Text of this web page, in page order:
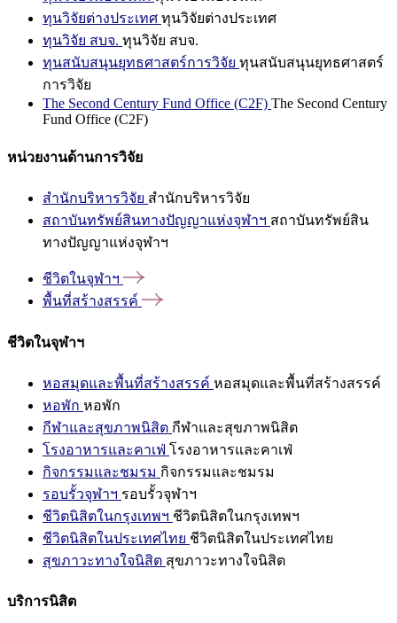
ทุนวิจัยต่างประเทศ ทุนวิจัยต่างประเทศ
ทุนวิจัย สบจ. ทุนวิจัย สบจ.
ทุนสนับสนุนยุทธศาสตร์การวิจัย ทุนสนับสนุนยุทธศาสตร์
การวิจัย
The Second Century Fund Office (C2F) The Second Century
Fund Office (C2F)
หน่วยงานด้านการวิจัย
สำนักบริหารวิจัย สำนักบริหารวิจัย
สถาบันทรัพย์สินทางปัญญาแห่งจุฬาฯ สถาบันทรัพย์สิน
ทางปัญญาแห่งจุฬาฯ
ชีวิตในจุฬาฯ
พื้นที่สร้างสรรค์
ชีวิตในจุฬาฯ
หอสมุดและพื้นที่สร้างสรรค์ หอสมุดและพื้นที่สร้างสรรค์
หอพัก หอพัก
กีฬาและสุขภาพนิสิต กีฬาและสุขภาพนิสิต
โรงอาหารและคาเฟ่ โรงอาหารและคาเฟ่
กิจกรรมและชมรม กิจกรรมและชมรม
รอบรั้วจุฬาฯ รอบรั้วจุฬาฯ
ชีวิตนิสิตในกรุงเทพฯ ชีวิตนิสิตในกรุงเทพฯ
ชีวิตนิสิตในประเทศไทย ชีวิตนิสิตในประเทศไทย
สุขภาวะทางใจนิสิต สุขภาวะทางใจนิสิต
บริการนิสิต